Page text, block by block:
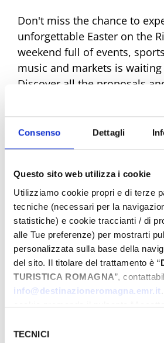
Consenso Dettagli
Questo sito web utilizza i cookie
Utilizziamo cookie propri e di terze
tecniche (necessari per la
statistiche) e cookie traccianti / di
alle Tue preferenze) per mostrarti
personalizzata sulla base della
del sito. Il titolare del trattamento è “
TURISTICA ROMAGNA”,
info@destinazioneromagna.emr.it
cookie premendo il pulsante
gestire le tue preferenze facendo clic
delTECNICI
Don't miss the chance to
unforgettable Easter on the
weekend full of events,
music and markets is
Discover all the proposals
experience unique
dream Easter now!
Easter Riviera
From
To